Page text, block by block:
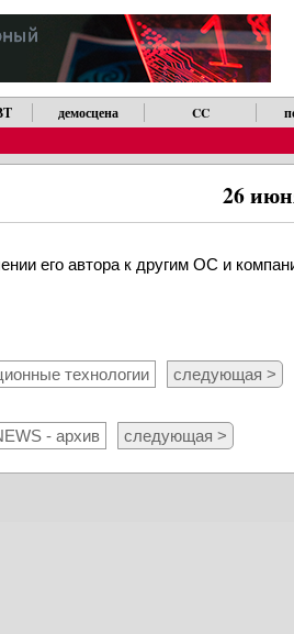
демосцена CC
26
его автора к другим ОС и
технологии следующая >
- архив следующая >